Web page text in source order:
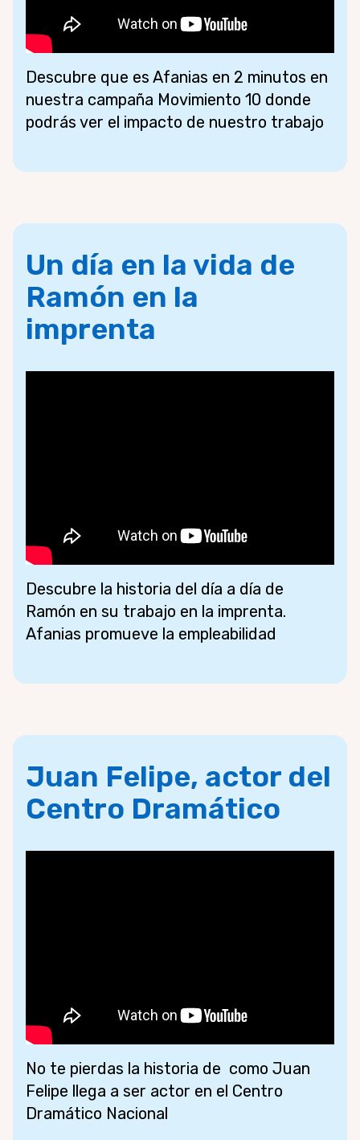
Descubre que es Afanias en 2 minutos en
nuestra campaña Movimiento 10 donde
podrás ver el impacto de nuestro trabajo
Un día en la vida de
Ramón en la
imprenta
Descubre la historia del día a día de
Ramón en su trabajo en la imprenta.
Afanias promueve la empleabilidad
Juan Felipe, actor del
Centro Dramático
No te pierdas la historia de como Juan
Felipe llega a ser actor en el Centro
Dramático Nacional